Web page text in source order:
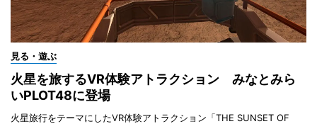
見る・遊ぶ
火星を旅するVR体験アトラクション みなとみら
いPLOT48に登場
火星旅行をテーマにしたVR体験アトラクション「THE SUNSET OF